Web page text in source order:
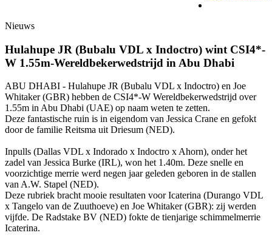
Nieuws
Hulahupe JR (Bubalu VDL x Indoctro) wint CSI4*-
W 1.55m-Wereldbekerwedstrijd in Abu Dhabi
ABU DHABI - Hulahupe JR (Bubalu VDL x Indoctro) en Joe
Whitaker (GBR) hebben de CSI4*-W Wereldbekerwedstrijd over
1.55m in Abu Dhabi (UAE) op naam weten te zetten.
Deze fantastische ruin is in eigendom van Jessica Crane en gefokt
door de familie Reitsma uit Driesum (NED).
Inpulls (Dallas VDL x Indorado x Indoctro x Ahorn), onder het
zadel van Jessica Burke (IRL), won het 1.40m. Deze snelle en
voorzichtige merrie werd negen jaar geleden geboren in de stallen
van A.W. Stapel (NED).
Deze rubriek bracht mooie resultaten voor Icaterina (Durango VDL
x Tangelo van de Zuuthoeve) en Joe Whitaker (GBR): zij werden
vijfde. De Radstake BV (NED) fokte de tienjarige schimmelmerrie
Icaterina.